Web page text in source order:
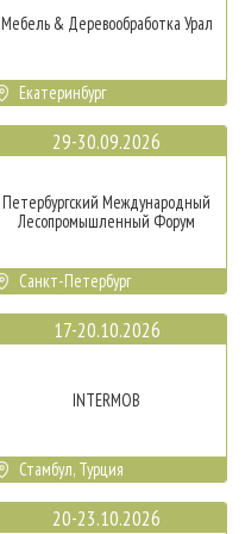
Мебель & Деревообработка Урал
Екатеринбург
29-30.09.2026
Петербургский Международный
Лесопромышленный Форум
Санкт-Петербург
17-20.10.2026
INTERMOB
Стамбул, Турция
20-23.10.2026